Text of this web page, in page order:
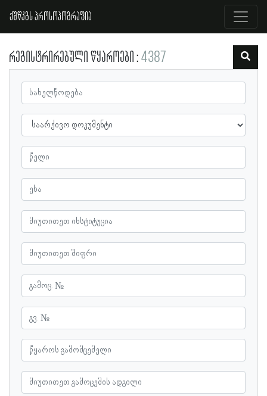
ქშწკგს პროსოპოგრაფია
რეგისტრირებული წყაროები 4387